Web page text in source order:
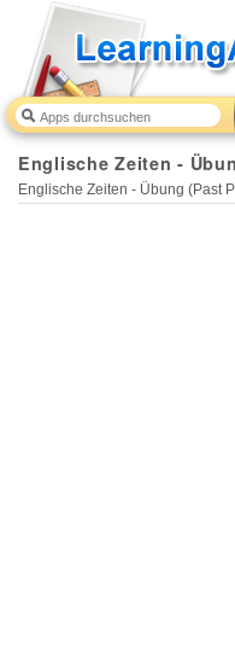
Englische Zeiten -
Englische Zeiten - Übung (Past
Simple Past, Present Perfect,